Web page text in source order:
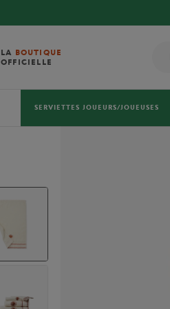
LA BOUTIQUE
OFFICIELLE
SERVIETTES JOUEURS/JOUEUSES